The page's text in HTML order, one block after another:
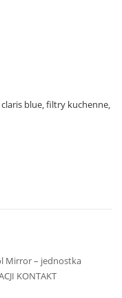
blue,filtry kuchenne,
Mirror – jednostka
KONTAKT